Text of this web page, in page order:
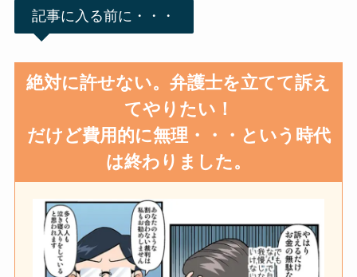
記事に入る前に・・・
絶対に許せない。弁護士を立てて訴え
てやりたい！
だけど費用的に無理・・・という時代
は終わりました。